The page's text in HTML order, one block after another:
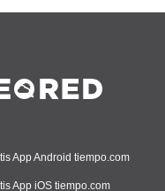
App Android tiempo.com
App iOS tiempo.com